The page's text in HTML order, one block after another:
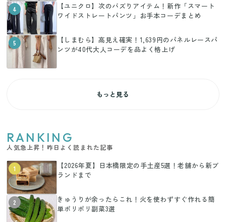
4
【ユニクロ】次のバズりアイテム！新作「スマート
ワイドストレートパンツ」お手本コーデまとめ
5
【しまむら】高見え確実！1,639円のパネルレースパ
ンツが40代大人コーデを品よく格上げ
もっと見る
RANKING
人気急上昇！昨日よく読まれた記事
1
【2026年夏】日本橋限定の手土産5選！老舗から新ブ
ランドまで
2
きゅうりが余ったらこれ！火を使わずすぐ作れる簡
単ポリポリ副菜3選